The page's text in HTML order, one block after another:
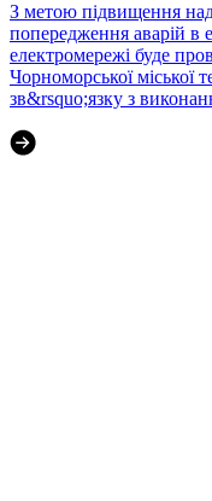
З метою підвищення
попередження аварій
електромережі буде
Чорноморської міської
зв&rsquo;язку з